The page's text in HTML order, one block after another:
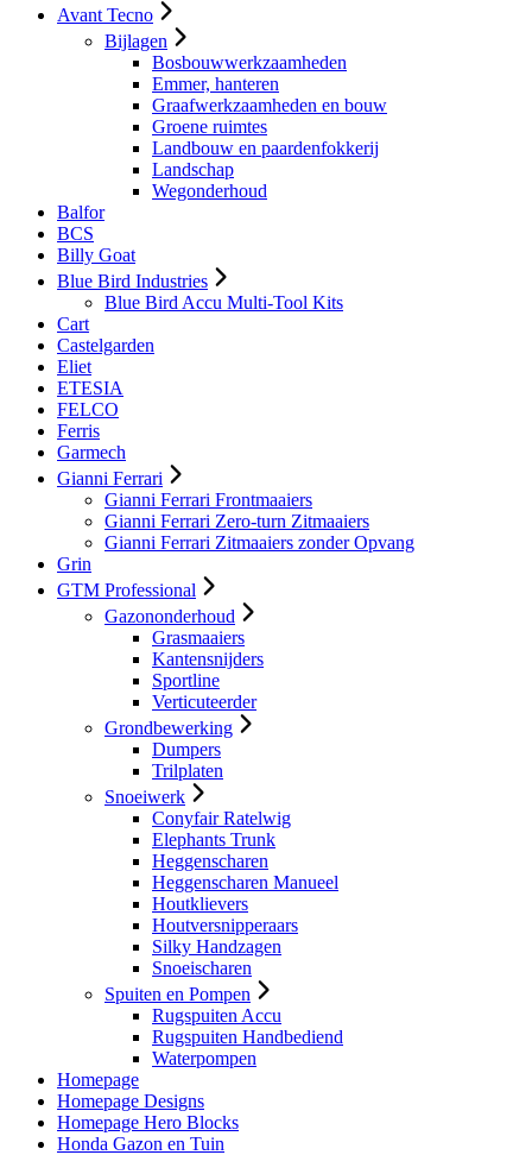
Avant Tecno
Bijlagen
Bosbouwwerkzaamheden
Emmer, hanteren
Graafwerkzaamheden en bouw
Groene ruimtes
Landbouw en paardenfokkerij
Landschap
Wegonderhoud
Balfor
BCS
Billy Goat
Blue Bird Industries
Blue Bird Accu Multi-Tool Kits
Cart
Castelgarden
Eliet
ETESIA
FELCO
Ferris
Garmech
Gianni Ferrari
Gianni Ferrari Frontmaaiers
Gianni Ferrari Zero-turn Zitmaaiers
Gianni Ferrari Zitmaaiers zonder Opvang
Grin
GTM Professional
Gazononderhoud
Grasmaaiers
Kantensnijders
Sportline
Verticuteerder
Grondbewerking
Dumpers
Trilplaten
Snoeiwerk
Conyfair Ratelwig
Elephants Trunk
Heggenscharen
Heggenscharen Manueel
Houtklievers
Houtversnipperaars
Silky Handzagen
Snoeischaren
Spuiten en Pompen
Rugspuiten Accu
Rugspuiten Handbediend
Waterpompen
Homepage
Homepage Designs
Homepage Hero Blocks
Honda Gazon en Tuin